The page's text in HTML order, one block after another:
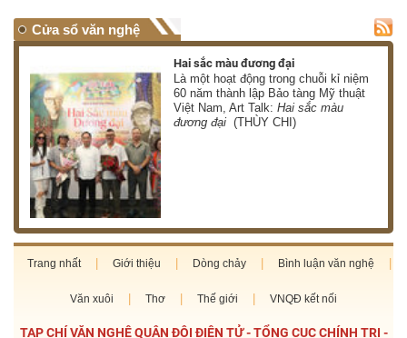
Cửa sổ văn nghệ
Hai sắc màu đương đại
Là một hoạt động trong chuỗi kỉ niệm
60 năm thành lập Bảo tàng Mỹ thuật
Việt Nam, Art Talk:Hai sắc màu
đương đại (THÙY CHI)
Trang nhất Giới thiệu Dòng chảy Bình luận văn nghệ
Văn xuôi Thơ Thế giới VNQĐ kết nối
TẠP CHÍ VĂN NGHỆ QUÂN ĐỘI ĐIỆN TỬ - TỔNG CỤC CHÍNH TRỊ -